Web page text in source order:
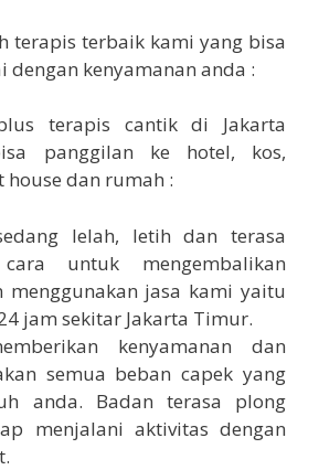
terapis terbaik kami yang bisa
dengan kenyamanan anda :
terapis cantik di Jakarta
panggilan ke hotel, kos,
house dan rumah :
lelah, letih dan terasa
untuk mengembalikan
menggunakan jasa kami yaitu
jam sekitar Jakarta Timur.
kenyamanan dan
semua beban capek yang
anda. Badan terasa plong
menjalani aktivitas dengan